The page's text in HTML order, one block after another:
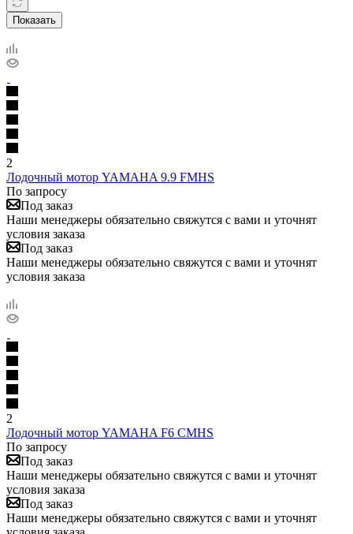
Показать
2
Лодочный мотор YAMAHA 9.9 FMHS
По запросу
Под заказ
Наши менеджеры обязательно свяжутся с вами и уточнят
условия заказа
Под заказ
Наши менеджеры обязательно свяжутся с вами и уточнят
условия заказа
2
Лодочный мотор YAMAHA F6 CMHS
По запросу
Под заказ
Наши менеджеры обязательно свяжутся с вами и уточнят
условия заказа
Под заказ
Наши менеджеры обязательно свяжутся с вами и уточнят